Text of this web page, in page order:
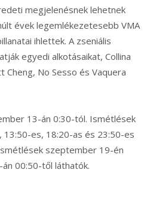
megjelenésnek lehetnek
évek legemlékezetesebb VMA
ihlettek. A zseniális
egyedi alkotásaikat, Collina
Cheng, No Sesso és Vaquera
13-án 0:30-tól. Ismétlések
es, 18:20-as és 23:50-es
szeptember 19-én
00:50-től láthatók.